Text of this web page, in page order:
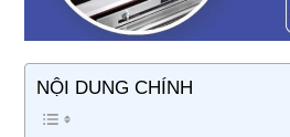
NỘI DUNG CHÍNH